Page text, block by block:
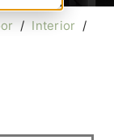
/ Interior /